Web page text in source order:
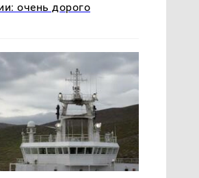
очень дорого